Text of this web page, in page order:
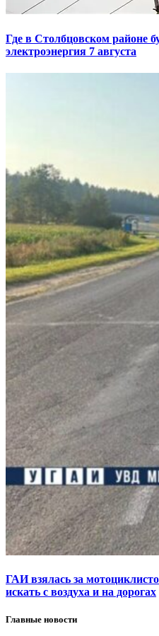
Где в Столбцовском районе
электроэнергия 7 августа
ГАИ взялась за
искать с воздуха и на дорогах
Главные новости